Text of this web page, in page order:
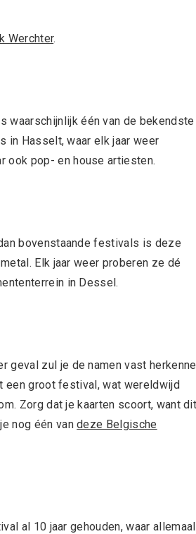
Werchter.
waarschijnlijk één van de bekendste
in Hasselt, waar elk jaar weer
ook pop- en house artiesten.
bovenstaande festivals is deze
Elk jaar weer proberen ze dé
in Dessel.
geval zul je de namen vast
een groot festival, wat wereldwijd
Zorg dat je kaarten scoort, want
nog één vandeze Belgische
al 10 jaar gehouden, waar allemaal